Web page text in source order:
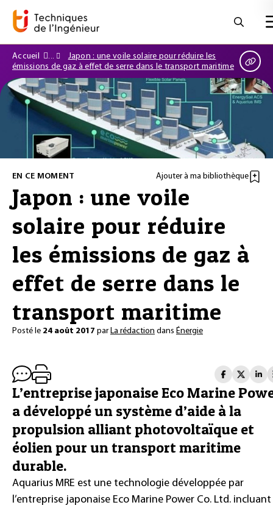
Accueil
Japon : une voile solaire pour réduire les
émissions de gaz à effet de serre dans le transport maritime
EN CE MOMENT Ajouter à ma bibliothèque
Japon : une voile
solaire pour réduire
les émissions de gaz à
effet de serre dans le
transport maritime
Posté le 24 août 2017 parLa rédaction dans Énergie
L’entreprise japonaise Eco Marine
a développé un système d’aide à la
propulsion alliant photovoltaïque et
éolien pour un transport maritime
durable.
Aquarius MRE est une technologie développée par
l’entreprise japonaise Eco Marine Power Co. Ltd. incluant